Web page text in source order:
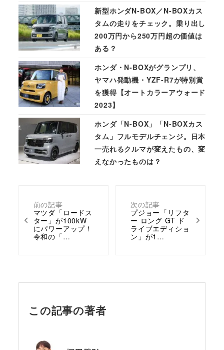
前の記事
マツダ「ロードス
ター」が100kW
にパワーアップ！
令和の「…
次の記事
プジョー「リフタ
ー ロング GT ド
ライブエディショ
ン」が1…
新型ホンダN-BOX／N-BOXカス
タムの走りをチェック。乗り出し
200万円から250万円超の価値は
ある？
ホンダ・N-BOXがグランプリ、
ヤマハ発動機・YZF-R7が特別賞
を獲得【オートカラーアウォード
2023】
ホンダ「N-BOX」「N-BOXカス
タム」フルモデルチェンジ。日本
一売れるクルマが変えたもの、変
えなかったものは？
この記事の著者